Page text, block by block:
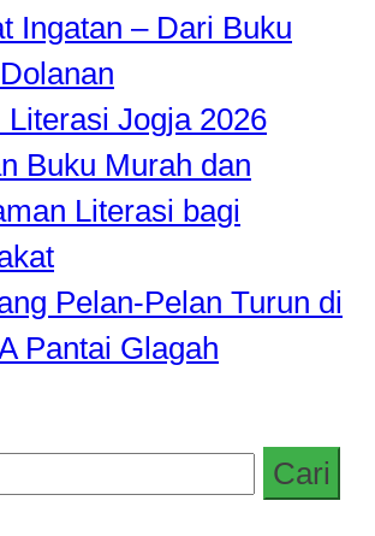
Ingatan – Dari Buku
Literasi Jogja 2026
Buku Murah dan
Literasi bagi
Pelan-Pelan Turun di
Pantai Glagah